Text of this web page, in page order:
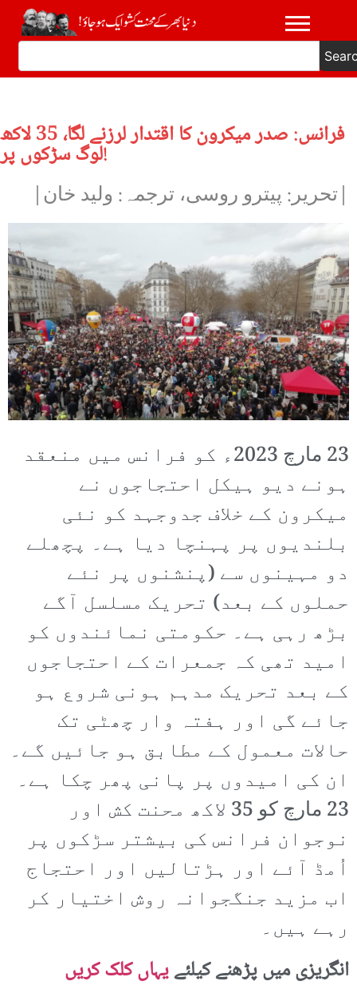
فرانس: صدر میکرون کا اقتدار لرزنے لگا، 35 لاکھ
لوگ سڑکوں پر!
|تحریر: پیترو روسی، ترجمہ: ولید خان|
23 مارچ 2023ء کو فرانس میں منعقد
ہونے دیو ہیکل احتجاجوں نے
میکرون کے خلاف جدوجہد کو نئی
بلندیوں پر پہنچا دیا ہے۔ پچھلے
دو مہینوں سے (پنشنوں پر نئے
حملوں کے بعد) تحریک مسلسل آگے
بڑھ رہی ہے۔ حکومتی نمائندوں کو
امید تھی کہ جمعرات کے احتجاجوں
کے بعد تحریک مدہم ہونی شروع ہو
جائے گی اور ہفتہ وار چھٹی تک
حالات معمول کے مطابق ہو جائیں گے۔
ان کی امیدوں پر پانی پھر چکا ہے۔
23 مارچ کو 35 لاکھ محنت کش اور
نوجوان فرانس کی بیشتر سڑکوں پر
اُمڈ آئے اور ہڑتالیں اور احتجاج
اب مزید جنگجوانہ روش اختیار کر
رہے ہیں۔
انگریزی میں پڑھنے کیلئےیہاں کلک کریں